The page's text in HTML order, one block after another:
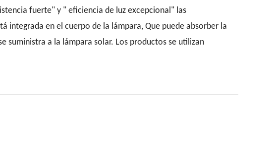
fuerte" y " eficiencia de luz excepcional" las
integrada en el cuerpo de la lámpara, Que puede absorber la
suministra a la lámpara solar. Los productos se utilizan